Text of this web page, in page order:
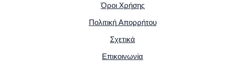
Όροι Χρήσης
Πολιτική Απορρήτου
Σχετικά
Επικοινωνία